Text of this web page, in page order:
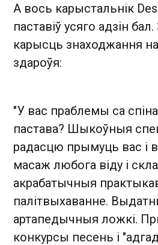
А вось карыстальнік
паставіў усяго адзін
карысць знаходжання
здароўя:
"У вас праблемы са
пастава? Шыкоўныя
радасцю прымуць вас і
масаж любога віду і
акрабатычныя
палітвыхаванне.
артапедычныя ложкі.
конкурсы песень і